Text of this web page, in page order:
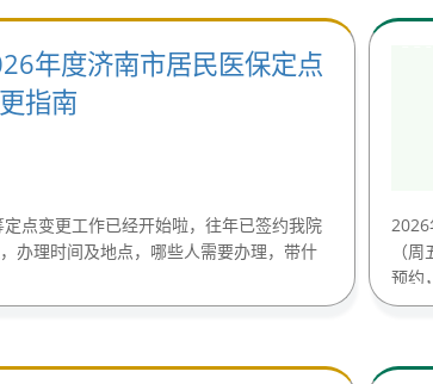
年度济南市居民医保定点
指南
点变更工作已经开始啦，往年已签约我院
办理时间及地点，哪些人需要办理，带什
（
预约